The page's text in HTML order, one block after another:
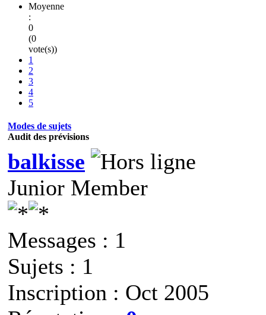
Moyenne
:
0
(0
vote(s))
1
2
3
4
5
Modes de sujets
Audit des prévisions
balkisse
Junior Member
Messages : 1
Sujets : 1
Inscription : Oct 2005